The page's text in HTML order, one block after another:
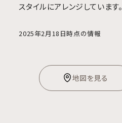
スタイルにアレンジしています。
2025年2月18日時点の情報
地図を見る